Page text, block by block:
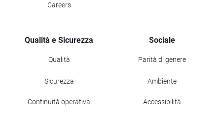
Careers
Qualità e Sicurezza
Qualità
Sicurezza
Continuità operativa
Sociale
Parità di genere
Ambiente
Accessibilità